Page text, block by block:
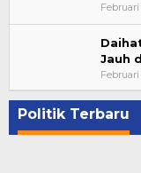
Februari
Jauh
Februari
Politik Terbaru
Bupati Ahmad
Penetapan
Di NASIONAL, POLITIK,